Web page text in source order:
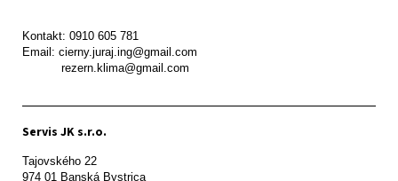
Kontakt: 0910 605 781
Email: cierny.juraj.ing@gmail.com
           rezern.klima@gmail.com
Servis JK s.r.o.
Tajovského 22
974 01 Banská Bystrica